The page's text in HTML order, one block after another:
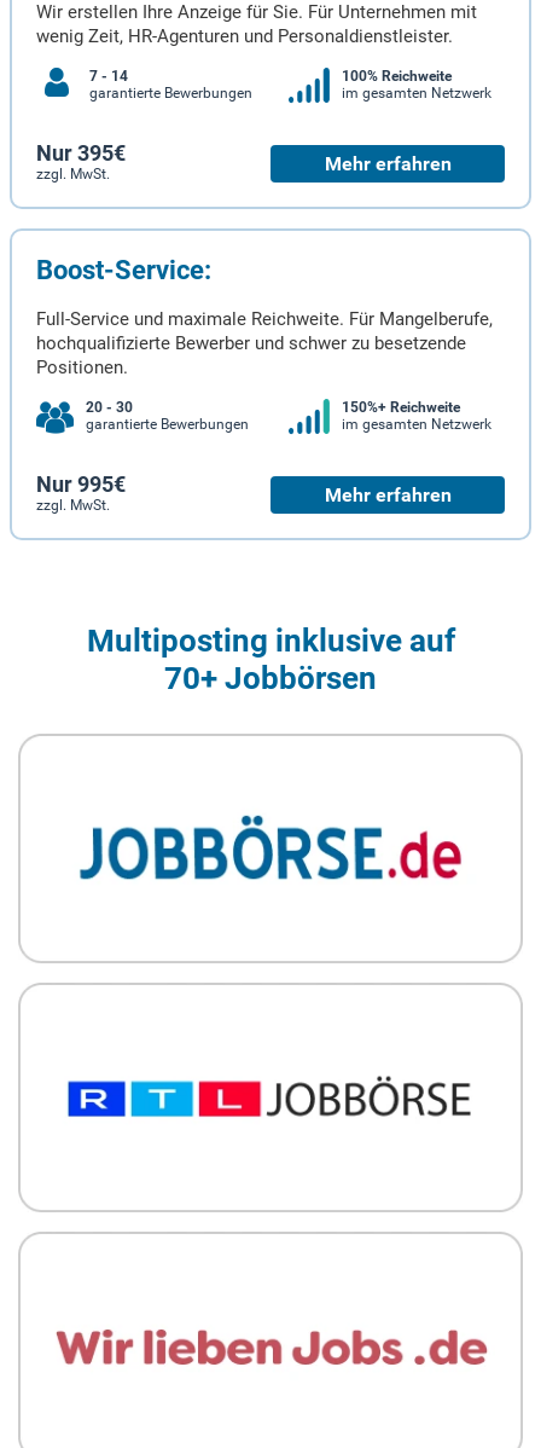
Wir erstellen Ihre Anzeige für Sie. Für Unternehmen mit
wenig Zeit, HR-Agenturen und Personaldienstleister.
7 - 14
garantierte Bewerbungen
100% Reichweite
im gesamten Netzwerk
Nur 395€
zzgl. MwSt. Mehr erfahren
Boost-Service:
Full-Service und maximale Reichweite. Für Mangelberufe,
hochqualifizierte Bewerber und schwer zu besetzende
Positionen.
20 - 30
garantierte Bewerbungen
150%+ Reichweite
im gesamten Netzwerk
Nur 995€
zzgl. MwSt. Mehr erfahren
Multiposting inklusive auf
70+ Jobbörsen